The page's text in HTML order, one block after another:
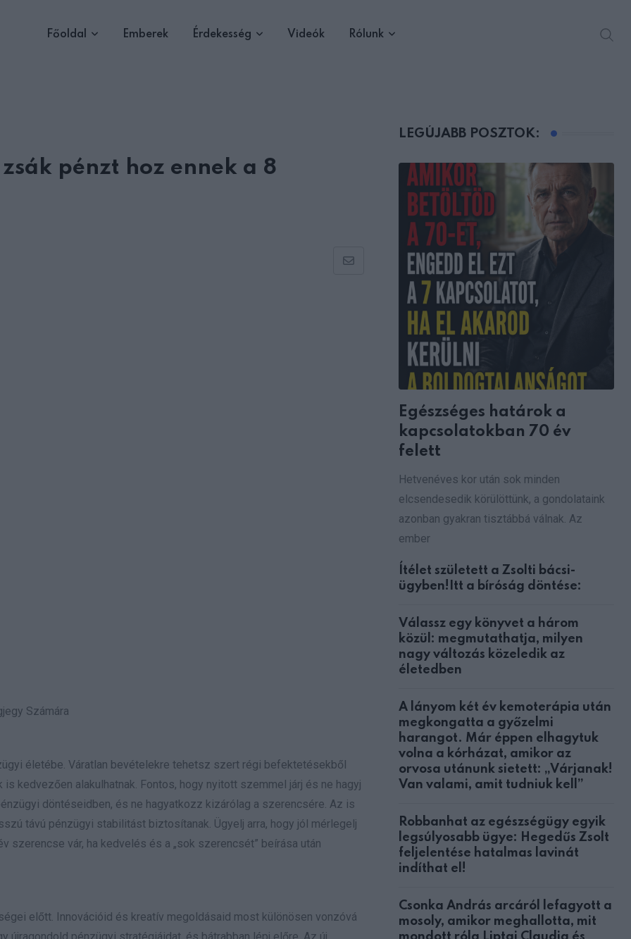
Főoldal Emberek Érdekesség Videók Rólunk
pénzt hoz ennek a 8
Share
Számára
életébe. Váratlan bevételekre tehetsz szert régi befektetésekből
kedvezően alakulhatnak. Fontos, hogy nyitott szemmel járj és ne hagyj
döntéseidben, és ne hagyatkozz kizárólag a szerencsére. Az is
távú pénzügyi stabilitást biztosítanak. Ügyelj arra, hogy jól mérlegelj
vár, ha kedvelés és a „sok szerencsét” beírása után
előtt. Innovációid és kreatív megoldásaid most különösen vonzóvá
LEGÚJABB POSZTOK:
Egészséges határok a
kapcsolatokban 70 év
felett
Hetvenéves kor után sok minden
elcsendesedik körülöttünk, a gondolataink
azonban gyakran tisztábbá válnak. Az
ember
Ítélet született a Zsolti bácsi-
ügyben!Itt a bíróság döntése:
Válassz egy könyvet a három
közül: megmutathatja, milyen
nagy változás közeledik az
életedben
A lányom két év kemoterápia után
megkongatta a győzelmi
harangot. Már éppen elhagytuk
volna a kórházat, amikor az
orvosa utánunk sietett: „Várjanak!
Van valami, amit tudniuk kell”
Robbanhat az egészségügy egyik
legsúlyosabb ügye: Hegedűs Zsolt
feljelentése hatalmas lavinát
indíthat el!
Csonka András arcáról lefagyott a
mosoly, amikor meghallotta, mit